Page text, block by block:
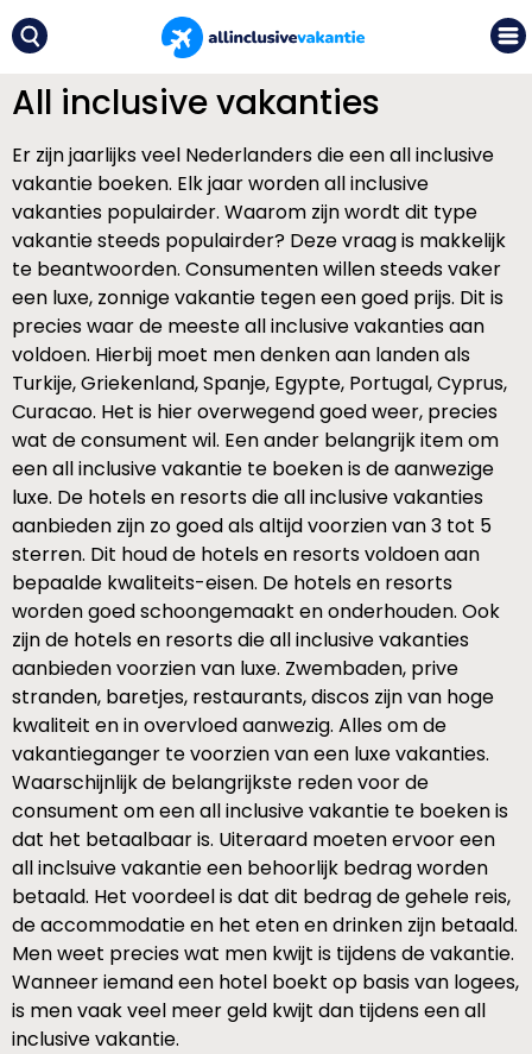
All inclusive vakanties
Er zijn jaarlijks veel Nederlanders die een all inclusive
vakantie boeken. Elk jaar worden all inclusive
vakanties populairder. Waarom zijn wordt dit type
vakantie steeds populairder? Deze vraag is makkelijk
te beantwoorden. Consumenten willen steeds vaker
een luxe, zonnige vakantie tegen een goed prijs. Dit is
precies waar de meeste all inclusive vakanties aan
voldoen. Hierbij moet men denken aan landen als
Turkije, Griekenland, Spanje, Egypte, Portugal, Cyprus,
Curacao. Het is hier overwegend goed weer, precies
wat de consument wil. Een ander belangrijk item om
een all inclusive vakantie te boeken is de aanwezige
luxe. De hotels en resorts die all inclusive vakanties
aanbieden zijn zo goed als altijd voorzien van 3 tot 5
sterren. Dit houd de hotels en resorts voldoen aan
bepaalde kwaliteits-eisen. De hotels en resorts
worden goed schoongemaakt en onderhouden. Ook
zijn de hotels en resorts die all inclusive vakanties
aanbieden voorzien van luxe. Zwembaden, prive
stranden, baretjes, restaurants, discos zijn van hoge
kwaliteit en in overvloed aanwezig. Alles om de
vakantieganger te voorzien van een luxe vakanties.
Waarschijnlijk de belangrijkste reden voor de
consument om een all inclusive vakantie te boeken is
dat het betaalbaar is. Uiteraard moeten ervoor een
all inclsuive vakantie een behoorlijk bedrag worden
betaald. Het voordeel is dat dit bedrag de gehele reis,
de accommodatie en het eten en drinken zijn betaald.
Men weet precies wat men kwijt is tijdens de vakantie.
Wanneer iemand een hotel boekt op basis van logees,
is men vaak veel meer geld kwijt dan tijdens een all
inclusive vakantie.